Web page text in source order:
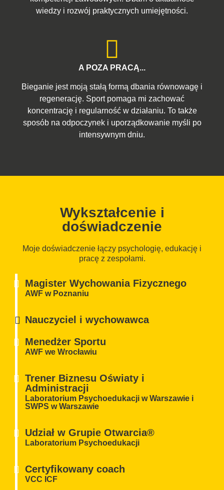
wiedzy i rozwój praktycznych umiejętności.
A POZA PRACĄ...
Bieganie jest moją stałą formą dbania równowagę i
regenerację. Sport pomaga mi zachować
koncentrację i regularność w działaniu. To także
sposób na odpoczynek i uporządkowanie myśli po
intensywnym dniu.
Wykształcenie i
doświadczenie
Moje doświadczenie łączy psychologię, edukację i
pracę z zespołami.
Magister Wychowania Fizycznego
AWF w Poznaniu
Nauczyciel i wychowawca
Menedżer Sportu
AWF we Wrocławiu
Trener Biznesu Oświaty i
Administracji​
Laboratorium Psychoedukacji w Warszawie i
SWPS w Warszawie
Udział w Grupie Otwarcia®
Laboratorium Psychoedukacji​
Certyfikowany coach
VCC ICF